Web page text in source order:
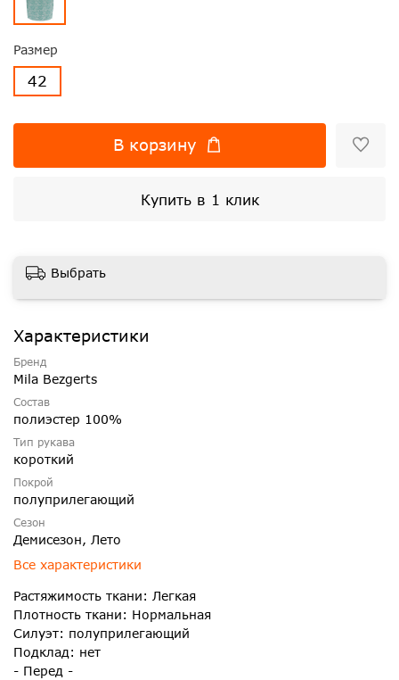
Размер
42
В корзину
Купить в 1 клик
Выбрать
Характеристики
Бренд
Mila Bezgerts
Состав
полиэстер 100%
Тип рукава
короткий
Покрой
полуприлегающий
Сезон
Демисезон, Лето
Все характеристики
Растяжимость ткани: Легкая
Плотность ткани: Нормальная
Силуэт: полуприлегающий
Подклад: нет
- Перед -